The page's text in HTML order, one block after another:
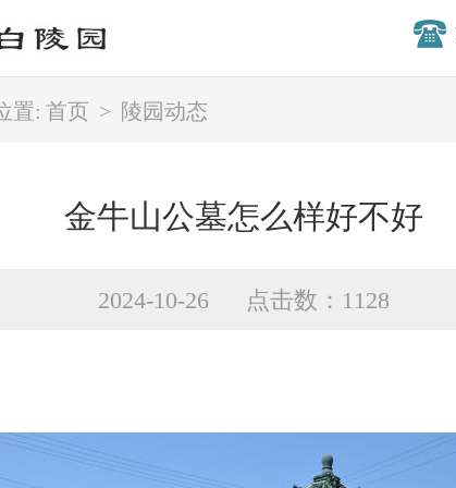
置: 首页 > 陵园动态
金牛山公墓怎么样好不好
2024-10-26 点击数：1128